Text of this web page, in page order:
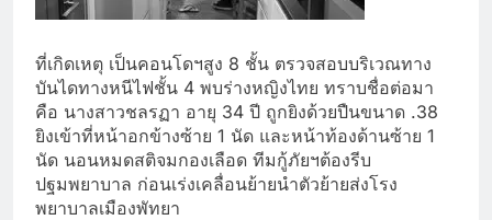
ที่เกิดเหตุ เป็นคอนโดฯสูง 8 ชั้น ตรวจสอบบริเวณทาง
บันไดทางหนีไฟชั้น 4 พบร่างหญิงไทย ทราบชื่อต่อมา
คือ นางสาวชลรฏา อายุ 34 ปี ถูกยิงด้วยปืนขนาด .38
ยิงเข้าที่หน้าอกข้างซ้าย 1 นัด และหน้าท้องด้านซ้าย 1
นัด นอนหมดสติจมกองเลือด ทีมกู้ภัยฯต้องรีบ
ปฐมพยาบาล ก่อนเร่งเคลื่อนย้ายนำตัวย้ายส่งโรง
พยาบาลเมืองพัทยา